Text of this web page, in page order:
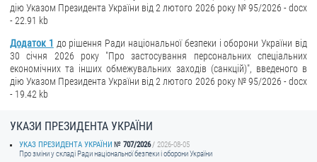
дію Указом Президента України від 2 лютого 2026 року № 95/2026 - docx
- 22.91 kb
Додаток 1 до рішення Ради національної безпеки і оборони України від
30 січня 2026 року "Про застосування персональних спеціальних
економічних та інших обмежувальних заходів (санкцій)", введеного в
дію Указом Президента України від 2 лютого 2026 року № 95/2026 - docx
- 19.42 kb
УКАЗИ ПРЕЗИДЕНТА УКРАЇНИ
УКАЗ ПРЕЗИДЕНТА УКРАЇНИ 707/2026
2026-08-05
Про зміни у складі Ради національної безпеки і оборони України